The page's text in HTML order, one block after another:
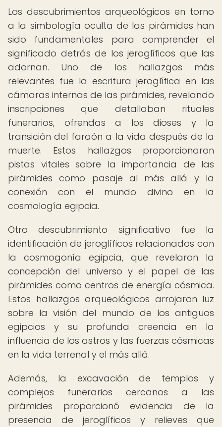
Los descubrimientos arqueológicos en torno
a la simbología oculta de las pirámides han
sido fundamentales para comprender el
significado detrás de los jeroglíficos que las
adornan. Uno de los hallazgos más
relevantes fue la escritura jeroglífica en las
cámaras internas de las pirámides, revelando
inscripciones que detallaban rituales
funerarios, ofrendas a los dioses y la
transición del faraón a la vida después de la
muerte. Estos hallazgos proporcionaron
pistas vitales sobre la importancia de las
pirámides como pasaje al más allá y la
conexión con el mundo divino en la
cosmología egipcia.
Otro descubrimiento significativo fue la
identificación de jeroglíficos relacionados con
la cosmogonía egipcia, que revelaron la
concepción del universo y el papel de las
pirámides como centros de energía cósmica.
Estos hallazgos arqueológicos arrojaron luz
sobre la visión del mundo de los antiguos
egipcios y su profunda creencia en la
influencia de los astros y las fuerzas cósmicas
en la vida terrenal y el más allá.
Además, la excavación de templos y
complejos funerarios cercanos a las
pirámides proporcionó evidencia de la
presencia de jeroglíficos y relieves que